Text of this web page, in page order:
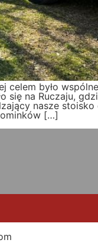
celem było
się na Ruczaju,
nasze
[…]